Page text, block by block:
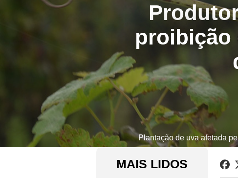
proibição
Plantação de uva afetada
MAIS LIDOS